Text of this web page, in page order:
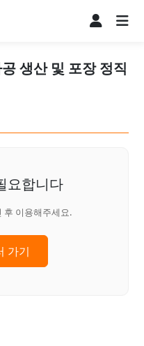
생산 및 포장 정직
요합니다
후 이용해주세요.
가기